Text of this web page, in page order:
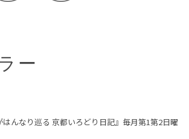
ー
はんなり巡る 京都いろどり日記』毎月第1第2日曜